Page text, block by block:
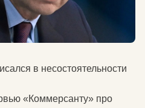
в несостоятельности
«Коммерсанту» про